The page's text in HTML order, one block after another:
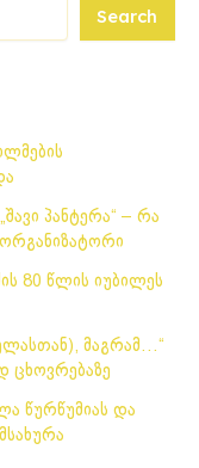
Search
პანტერა“ – რა
ორგანიზატორი
80 წლის იუბილეს
მაგრამ…“
ცხოვრებაზე
წურწუმიას და